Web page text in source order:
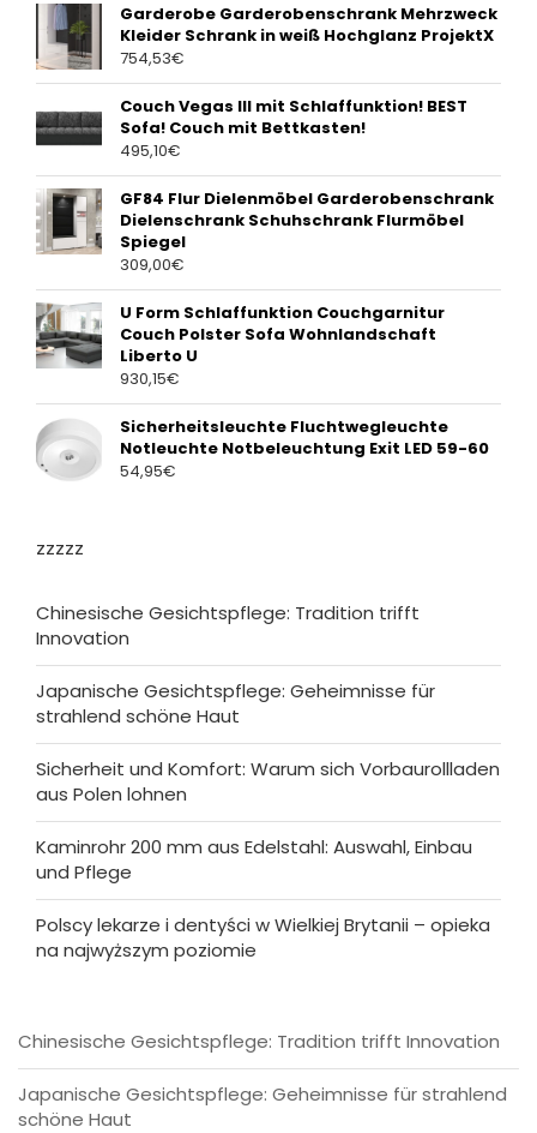
Garderobe Garderobenschrank Mehrzweck
Kleider Schrank in weiß Hochglanz ProjektX
754,53€
Couch Vegas III mit Schlaffunktion! BEST
Sofa! Couch mit Bettkasten!
495,10€
GF84 Flur Dielenmöbel Garderobenschrank
Dielenschrank Schuhschrank Flurmöbel
Spiegel
309,00€
U Form Schlaffunktion Couchgarnitur
Couch Polster Sofa Wohnlandschaft
Liberto U
930,15€
Sicherheitsleuchte Fluchtwegleuchte
Notleuchte Notbeleuchtung Exit LED 59-60
54,95€
zzzzz
Chinesische Gesichtspflege: Tradition trifft
Innovation
Japanische Gesichtspflege: Geheimnisse für
strahlend schöne Haut
Sicherheit und Komfort: Warum sich Vorbaurollladen
aus Polen lohnen
Kaminrohr 200 mm aus Edelstahl: Auswahl, Einbau
und Pflege
Polscy lekarze i dentyści w Wielkiej Brytanii – opieka
na najwyższym poziomie
Chinesische Gesichtspflege: Tradition trifft Innovation
Japanische Gesichtspflege: Geheimnisse für strahlend
schöne Haut